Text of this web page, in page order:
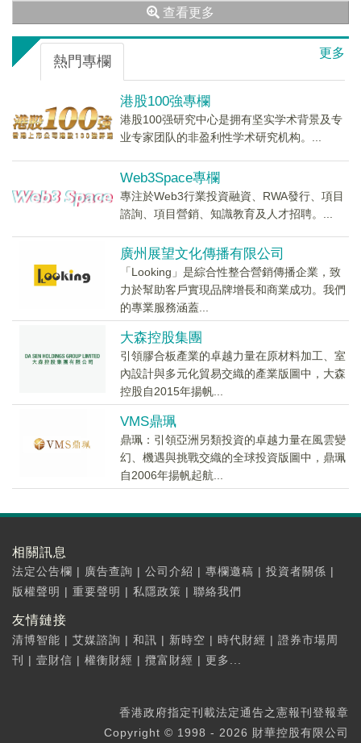
查看更多
更多
熱門專欄
港股100強專欄
港股100强研究中心是拥有坚实学术背景及专
业专家团队的非盈利性学术研究机构。...
Web3Space專欄
專注於Web3行業投資融資、RWA發行、項目
諮詢、項目營銷、知識教育及人才招聘。...
廣州展望文化傳播有限公司
「Looking」是綜合性整合營銷傳播企業，致
力於幫助客戶實現品牌增長和商業成功。我們
的專業服務涵蓋...
大森控股集團
引領膠合板產業的卓越力量在原材料加工、室
內設計與多元化貿易交織的產業版圖中，大森
控股自2015年揚帆...
VMS鼎珮
鼎珮：引領亞洲另類投資的卓越力量在風雲變
幻、機遇與挑戰交織的全球投資版圖中，鼎珮
自2006年揚帆起航...
相關訊息
法定公告欄 | 廣告查詢 | 公司介紹 | 專欄邀稿 | 投資者關係 |
版權聲明 | 重要聲明 | 私隱政策 | 聯絡我們
友情鏈接
清博智能 | 艾媒諮詢 | 和訊 | 新時空 | 時代財經 | 證券市場周
刊 | 壹財信 | 權衡財經 | 攬富財經 | 更多...
香港政府指定刊載法定通告之憲報刊登報章
Copyright © 1998 - 2026 財華控股有限公司